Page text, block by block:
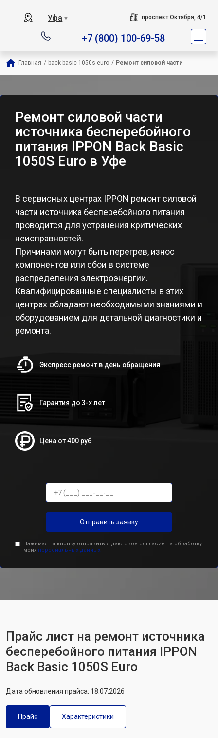
Уфа ▼ проспект Октября, 4/1
+7 (800) 100-69-58
Главная / back basic 1050s euro / Ремонт силовой части
Ремонт силовой части
источника бесперебойного
питания IPPON Back Basic
1050S Euro в Уфе
В сервисных центрах IPPON ремонт силовой
части источника бесперебойного питания
проводится для устранения критических
неисправностей.
Причинами могут быть перегрев, износ
компонентов или сбои в системе
распределения электроэнергии.
Квалифицированные специалисты в этих
центрах обладают необходимыми знаниями и
оборудованием для детальной диагностики и
ремонта.
Экспресс ремонт в день обращения
Гарантия до 3-х лет
Цена от 400 руб
Отправить заявку
Нажимая на кнопку отправить я даю свое согласие на обработку
моих персональных данных.
Прайс лист на ремонт источника
бесперебойного питания IPPON
Back Basic 1050S Euro
Дата обновления прайса: 18.07.2026
Прайс Характеристики